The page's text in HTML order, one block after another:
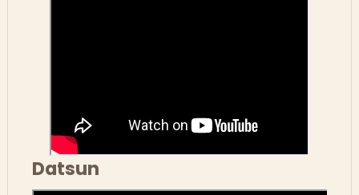
Datsun